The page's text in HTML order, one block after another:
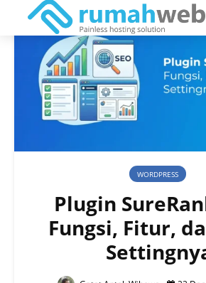
WORDPRESS
Plugin
Fungsi, Fitur,